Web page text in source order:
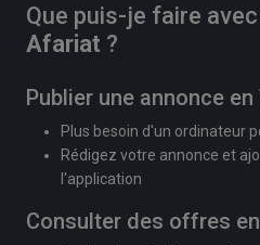
Que puis-je faire
Afariat ?
Publier une annonce
Plus besoin d'un ordinateur
Rédigez votre annonce et
l'application
Consulter des offres